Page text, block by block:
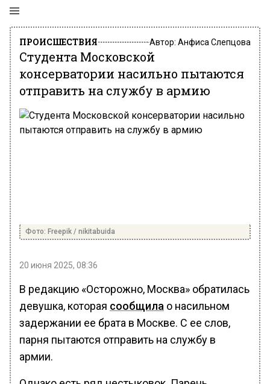
ПРОИСШЕСТВИЯ Автор: Анфиса Слепцова
Студента Московской
консерватории насильно пытаются
отправить на службу в армию
Фото: Freepik / nikitabuida
20 июня 2025, 08:36
В редакцию «Осторожно, Москва» обратилась
девушка, которая сообщила о насильном
задержании ее брата в Москве. С ее слов,
парня пытаются отправить на службу в
армии.